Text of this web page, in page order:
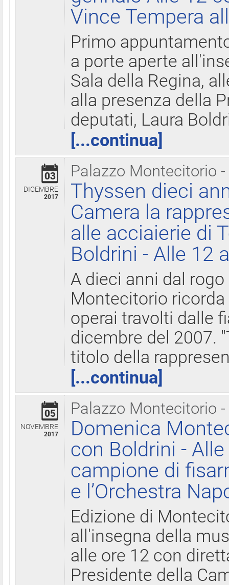
Vince Tempera
Primo
a porte aperte
Sala della Regina,
alla presenza della
deputati, Laura
[...continua]
Palazzo Montecitorio
03
DICEMBRE
2017
Thyssen dieci
Camera la
alle acciaierie di
Boldrini - Alle 12
A dieci anni dal
Montecitorio
operai travolti dalle
dicembre del 2007.
titolo della
[...continua]
Palazzo Montecitorio
05
NOVEMBRE
2017
Domenica
con Boldrini -
campione di
e l’Orchestra
Edizione di
all'insegna della
alle ore 12 con
Presidente della